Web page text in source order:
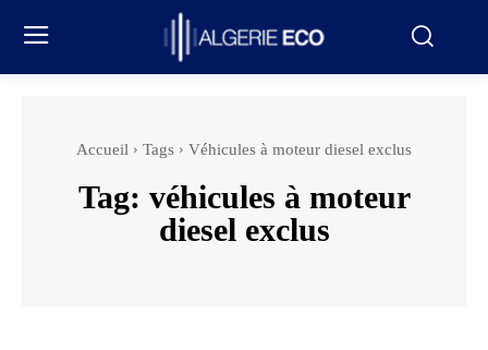
Accueil Tags Véhicules à moteur diesel exclus
Tag: véhicules à moteur
diesel exclus